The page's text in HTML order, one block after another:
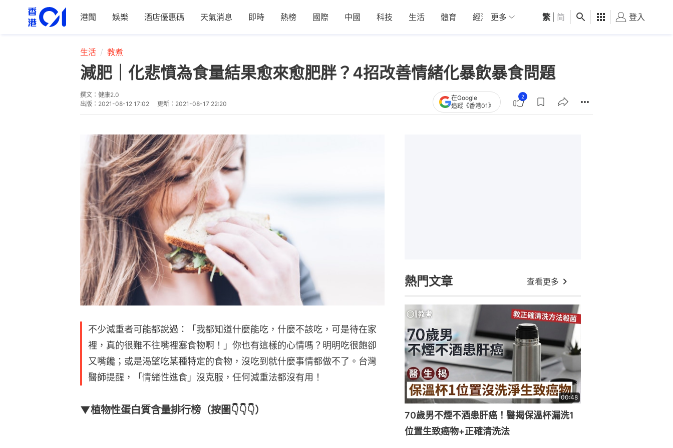
港聞 娛樂 酒店優惠碼 天氣消息 即時 熱榜 國際 中國 科技 生活 體育 經濟 01深圳 觀點 健康 好食玩飛
更多 繁 简 登入
生活 教煮
減肥｜化悲憤為食量結果愈來愈肥胖？4招改善情緒化暴飲暴食問題
撰文： 健康2.0
出版： 2021-08-12 17:02 更新： 2021-08-17 22:20
在Google
追蹤《香港01》
2
不少減重者可能都說過：「我都知道什麼能吃，什麼不該吃，可是待在家
裡，真的很難不往嘴裡塞食物啊！」你也有這樣的心情嗎？明明吃很飽卻
又嘴饞；或是渴望吃某種特定的食物，沒吃到就什麼事情都做不了。台灣
醫師提醒，「情緒性進食」沒克服，任何減重法都沒有用！
▼植物性蛋白質含量排行榜（按圖👇👇👇）
熱門文章 查看更多
00:48
70歲男不煙不酒患肝癌！醫揭保溫杯漏洗1
位置生致癌物+正確清洗法